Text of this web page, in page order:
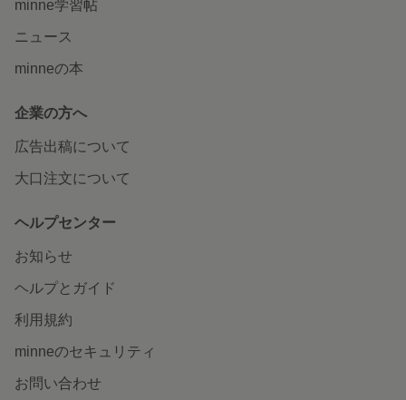
minne学習帖
ニュース
minneの本
企業の方へ
広告出稿について
大口注文について
ヘルプセンター
お知らせ
ヘルプとガイド
利用規約
minneのセキュリティ
お問い合わせ